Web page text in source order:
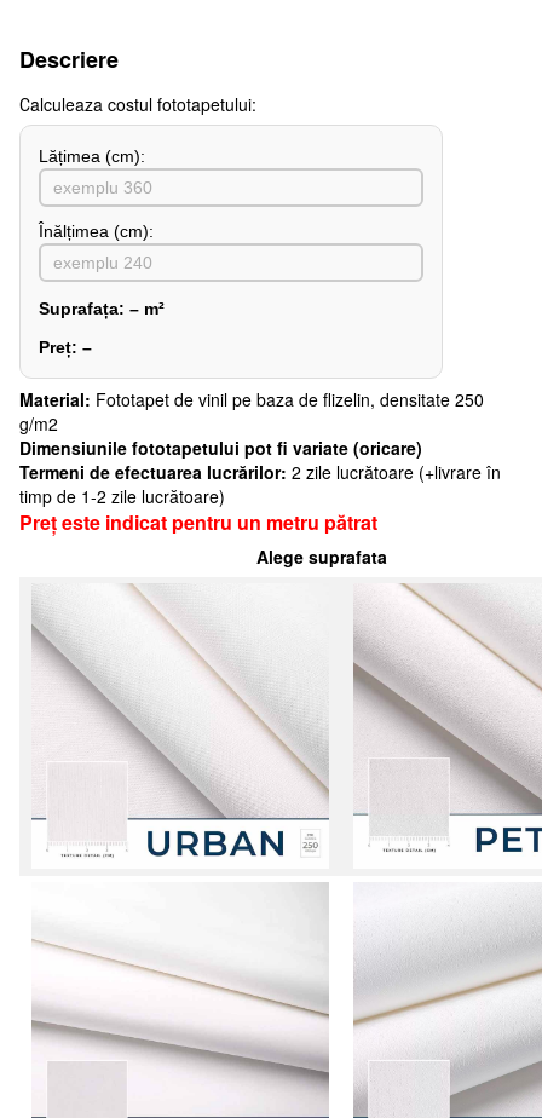
Descriere
Сalculeaza costul fototapetului:
Lățimea (сm):
Înălțimea (cm):
Suprafața: – m²
Preț: –
Material: Fototapet de vinil pe baza de flizelin, densitate 250
g/m2
Dimensiunile fototapetului pot fi variate (oricare)
Termeni de efectuarea lucrărilor: 2 zile lucrătoare (+livrare în
timp de 1-2 zile lucrătoare)
Preț este indicat pentru un metru pătrat
Alege suprafata